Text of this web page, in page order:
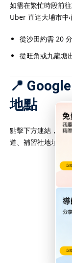
如需在繁忙時段前
Uber 直達大埔市中
從沙田約需 20
從旺角或九龍塘
📍
地點
點擊下方連結，即
道、補習社地址等：